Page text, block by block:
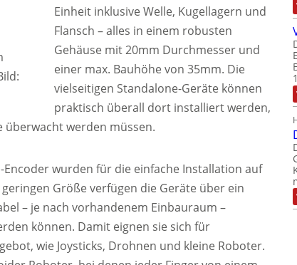
Einheit inklusive Welle, Kugellagern und
Flansch – alles in einem robusten
Gehäuse mit 20mm Durchmesser und
einer max. Bauhöhe von 35mm. Die
vielseitigen Standalone-Geräte können
praktisch überall dort installiert werden,
überwacht werden müssen.
Encoder wurden für die einfache Installation auf
Größe verfügen die Geräte über ein
– je nach vorhandenem Einbauraum –
können. Damit eignen sie sich für
wie Joysticks, Drohnen und kleine Roboter.